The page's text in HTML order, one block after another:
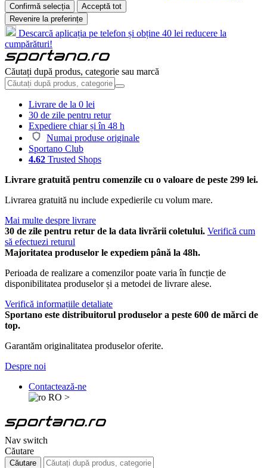
Confirmă selecția
Acceptă tot
Revenire la preferințe
Descarcă aplicația pe telefon și obține 40 lei reducere la
cumpărături!
Căutați după produs, categorie sau marcă
Livrare de la 0 lei
30 de zile pentru retur
Expediere chiar și în 48 h
Numai produse originale
Sportano Club
4.62 Trusted Shops
Livrare gratuită pentru comenzile cu o valoare de peste 299 lei.
Livrarea gratuită nu include expedierile cu volum mare.
Mai multe despre livrare
30 de zile pentru retur de la data livrării coletului. Verifică cum
să efectuezi returul
Majoritatea produselor le expediem până la 48h.
Perioada de realizare a comenzilor poate varia în funcție de
disponibilitatea produselor și a metodei de livrare alese.
Verifică informațiile detaliate
Sportano este distribuitorul produselor a peste 600 de mărci de
top.
Garantăm originalitatea produselor oferite.
Despre noi
Contactează-ne
RO >
Nav switch
Căutare
Căutare